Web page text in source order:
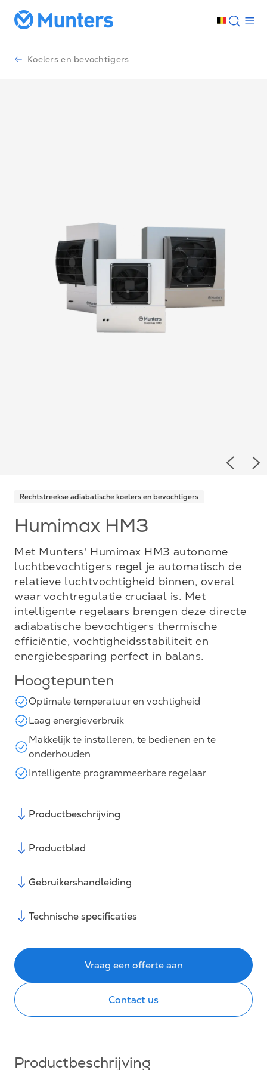
Koelers en bevochtigers
Rechtstreekse adiabatische koelers en bevochtigers
Humimax HM3
Met Munters' Humimax HM3 autonome
luchtbevochtigers regel je automatisch de
relatieve luchtvochtigheid binnen, overal
waar vochtregulatie cruciaal is. Met
intelligente regelaars brengen deze directe
adiabatische bevochtigers thermische
efficiëntie, vochtigheidsstabiliteit en
energiebesparing perfect in balans.
Hoogtepunten
Optimale temperatuur en vochtigheid
Laag energieverbruik
Makkelijk te installeren, te bedienen en te
onderhouden
Intelligente programmeerbare regelaar
Productbeschrijving
Productblad
Gebruikershandleiding
Technische specificaties
Vraag een offerte aan
Contact us
Productbeschrijving